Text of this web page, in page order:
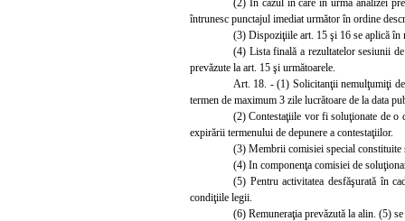
întrunesc punctajul imediat următor în ordine
(3) Dispoziţiile art. 15 şi 16 se aplică
(4) Lista finală a rezultatelor sesiunii
prevăzute la art. 15 şi următoarele.
Art. 18. - (1) Solicitanţii nemulţumiţi de
termen de maximum 3 zile lucrătoare de la data
(2)Contestaţiile vor fi soluţionate de o
expirării termenului de depunere a contestaţiilor.
(3) Membrii comisiei special constituite
(4) In componenţa comisiei de
(5) Pentru activitatea desfăşurată în
condiţiile legii.
(6) Remuneraţia prevăzută la alin. (5)